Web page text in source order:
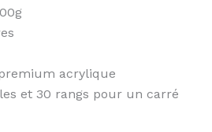
acrylique
et 30 rangs pour un carré